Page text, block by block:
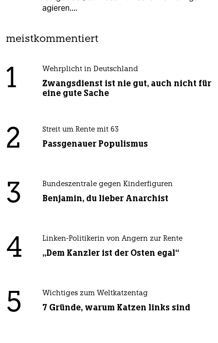
agieren....
meistkommentiert
1 Wehrplicht in Deutschland
Zwangsdienst ist nie gut, auch nicht für
eine gute Sache
2 Streit um Rente mit 63
Passgenauer Populismus
3 Bundeszentrale gegen Kinderfiguren
Benjamin, du lieber Anarchist
4 Linken-Politikerin von Angern zur Rente
„Dem Kanzler ist der Osten egal“
5 Wichtiges zum Weltkatzentag
7 Gründe, warum Katzen links sind